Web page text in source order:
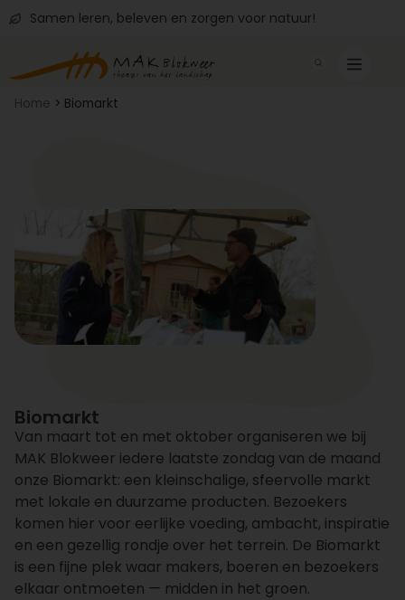
Samen leren, beleven en zorgen voor natuur!
Home > Biomarkt
Biomarkt
Van maart tot en met oktober organiseren we bij
MAK Blokweer iedere laatste zondag van de maand
onze Biomarkt: een kleinschalige, sfeervolle markt
met lokale en duurzame producten. Bezoekers
komen hier voor eerlijke voeding, ambacht, inspiratie
en een gezellig rondje over het terrein. De Biomarkt
is een fijne plek waar makers, boeren en bezoekers
elkaar ontmoeten — midden in het groen.